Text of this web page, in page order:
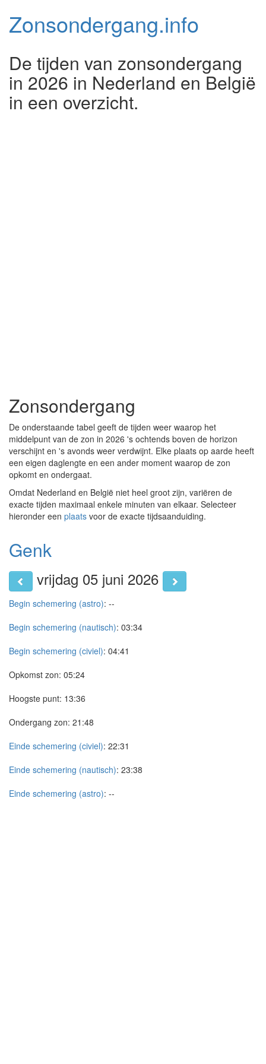
Zonsondergang.info
De tijden van zonsondergang
in 2026 in Nederland en België
in een overzicht.
Zonsondergang
De onderstaande tabel geeft de tijden weer waarop het
middelpunt van de zon in 2026 's ochtends boven de horizon
verschijnt en 's avonds weer verdwijnt. Elke plaats op aarde heeft
een eigen daglengte en een ander moment waarop de zon
opkomt en ondergaat.
Omdat Nederland en België niet heel groot zijn, variëren de
exacte tijden maximaal enkele minuten van elkaar. Selecteer
hieronder een plaats voor de exacte tijdsaanduiding.
Genk
vrijdag 05 juni 2026
Begin schemering (astro): --
Begin schemering (nautisch): 03:34
Begin schemering (civiel): 04:41
Opkomst zon: 05:24
Hoogste punt: 13:36
Ondergang zon: 21:48
Einde schemering (civiel): 22:31
Einde schemering (nautisch): 23:38
Einde schemering (astro): --